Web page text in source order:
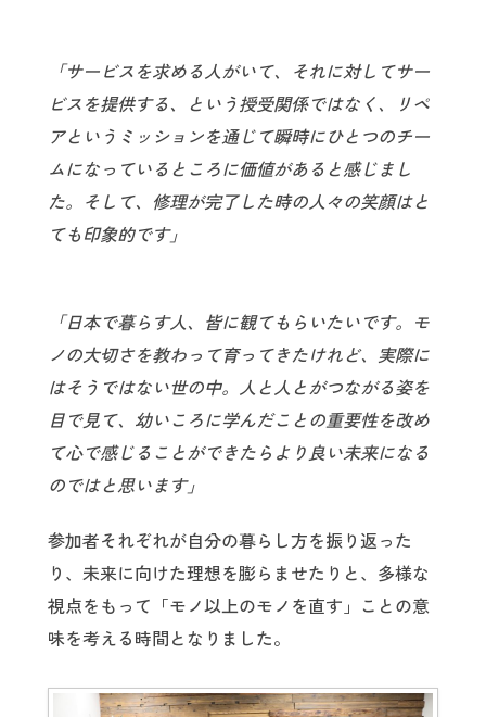
「サービスを求める人がいて、それに対してサー
ビスを提供する、という授受関係ではなく、リペ
アというミッションを通じて瞬時にひとつのチー
ムになっているところに価値があると感じまし
た。そして、修理が完了した時の人々の笑顔はと
ても印象的です」
「日本で暮らす人、皆に観てもらいたいです。モ
ノの大切さを教わって育ってきたけれど、実際に
はそうではない世の中。人と人とがつながる姿を
目で見て、幼いころに学んだことの重要性を改め
て心で感じることができたらより良い未来になる
のではと思います」
参加者それぞれが自分の暮らし方を振り返った
り、未来に向けた理想を膨らませたりと、多様な
視点をもって「モノ以上のモノを直す」ことの意
味を考える時間となりました。